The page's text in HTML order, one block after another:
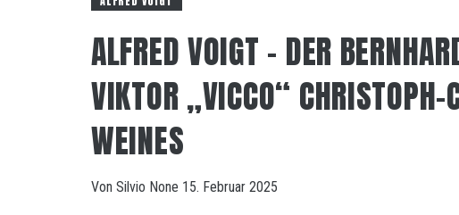
ALFRED VOIGT – DER
VIKTOR „VICCO“ CHRISTOPH-
WEINES
Von Silvio None 15. Februar 2025